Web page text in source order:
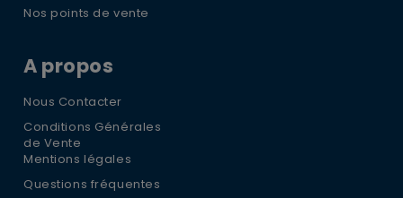
Nos points de vente
A propos
Nous Contacter
Conditions Générales
de Vente
Mentions légales
Questions fréquentes